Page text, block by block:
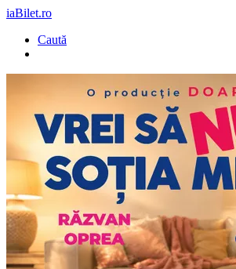
iaBilet.ro
Caută